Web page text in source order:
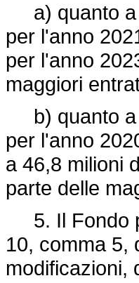
a) quanto a
per l'anno
per l'anno
maggiori
b) quanto a
per l'anno
a 46,8 milioni
parte delle
5. Il Fondo
10, comma 5,
modificazioni,